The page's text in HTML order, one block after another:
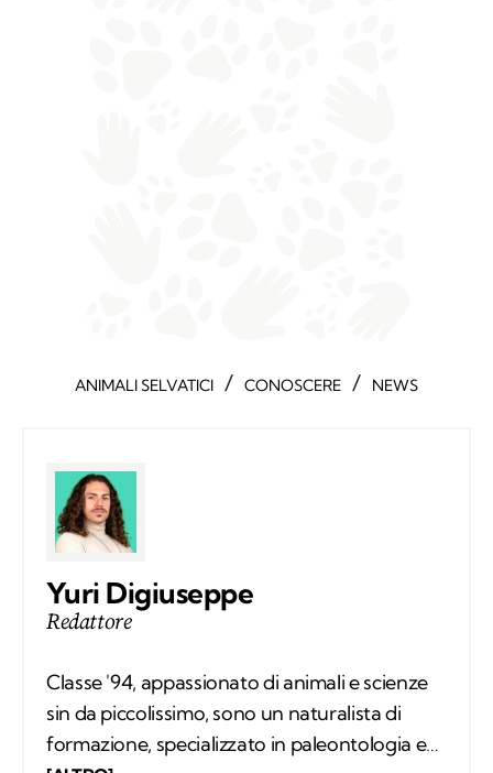
ANIMALI SELVATICI / CONOSCERE / NEWS
Yuri Digiuseppe
Redattore
Classe '94, appassionato di animali e scienze
sin da piccolissimo, sono un naturalista di
formazione, specializzato in paleontologia e